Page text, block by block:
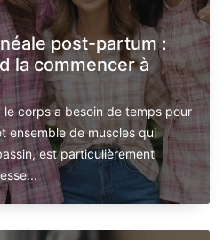
post-partum :
la commencer à
corps a besoin de temps pour
ensemble de muscles qui
est particulièrement